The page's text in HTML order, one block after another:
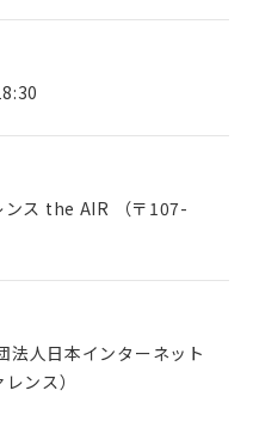
ンス the AIR （〒107-
法人日本インターネット
ンス）